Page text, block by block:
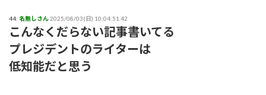
44: 名無しさん2025/08/03(日) 10:04:51.42
こんなくだらない記事書いてる
プレジデントのライターは
低知能だと思う